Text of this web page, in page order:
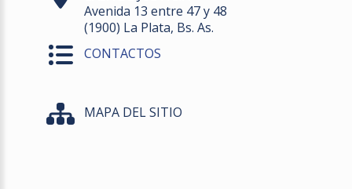
Avenida 13 entre 47 y 48
(1900) La Plata, Bs. As.
CONTACTOS
MAPA DEL SITIO